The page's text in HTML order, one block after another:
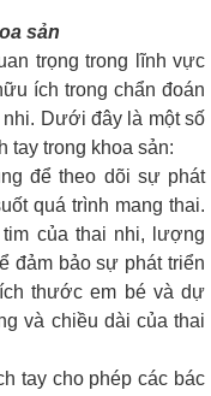
sản
trọng trong lĩnh vực
ích trong chẩn đoán
Dưới đây là một số
tay trong khoa sản:
để theo dõi sự phát
quá trình mang thai.
của thai nhi, lượng
đảm bảo sự phát triển
thước em bé và dự
và chiều dài của thai
tay cho phép các bác